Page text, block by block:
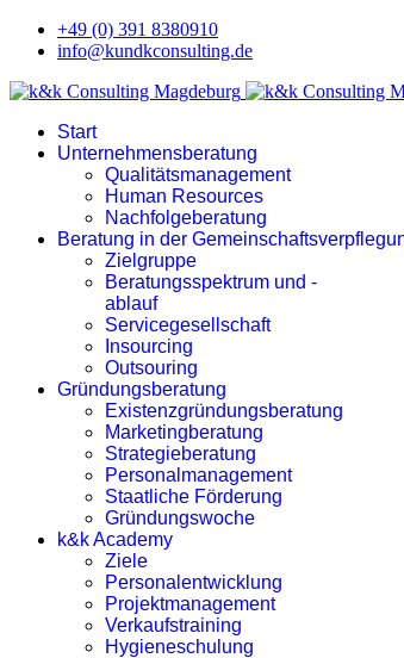
+49 (0) 391 8380910
info@kundkconsulting.de
Start
Unternehmensberatung
Qualitätsmanagement
Human Resources
Nachfolgeberatung
Beratung in der
Zielgruppe
Beratungsspektrum und -
ablauf
Servicegesellschaft
Insourcing
Outsouring
Gründungsberatung
Existenzgründungsberatung
Marketingberatung
Strategieberatung
Personalmanagement
Staatliche Förderung
Gründungswoche
k&k Academy
Ziele
Personalentwicklung
Projektmanagement
Verkaufstraining
Hygieneschulung